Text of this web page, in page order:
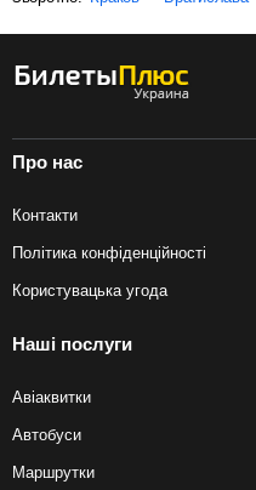
Про нас
Контакти
Політика конфіденційності
Користувацька угода
Наші послуги
Авіаквитки
Автобуси
Маршрутки